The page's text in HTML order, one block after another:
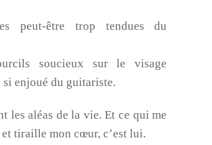
peut-être trop tendues du
soucieux sur le visage
si enjoué du guitariste.
les aléas de la vie. Et ce qui me
tiraille mon cœur, c’est lui.